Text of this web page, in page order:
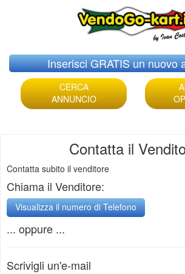
Skip
to
content
Inserisci GRATIS un nuovo
CERCA
ANNUNCIO
Contatta il
Contatta subito il venditore
Chiama il Venditore:
... oppure ...
Scrivigli un'e-mail